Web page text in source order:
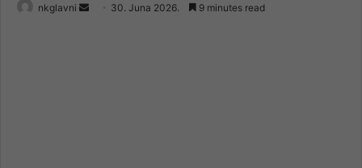
nkglavni
Send 30. Juna 2026. 9 minutes read